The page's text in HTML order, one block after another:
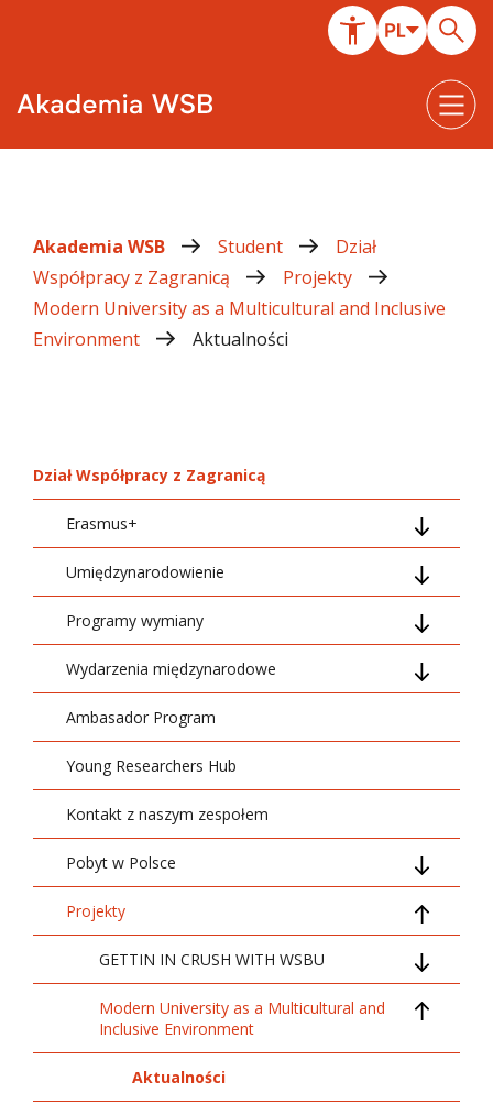
Akademia WSB Student
Dział
Współpracy z Zagranicą
Projekty
Modern University as a Multicultural and Inclusive
Environment
Aktualności
Dział Współpracy z Zagranicą
Erasmus+
Wyjazdy Studentów
Wyjazdy Pracowników
Relacje Uczestników
Relacje Pracowników
Relacje Studentów
BIP – Blended Intensive Programmes
Umiędzynarodowienie
Strategia umiędzynarodowienia
Akredytacje międzynarodowe
Umiędzynarodowienie w domu
Programy wymiany
PROM
CEEPUS
Program EDUKACJA
Wydarzenia międzynarodowe
Staff weeks
Forum umiędzynarodowienia
Programy letnie
Poznaj mój kraj
Silesian Melting Pot
Program
Ambasador Program
Young Researchers Hub
Kontakt z naszym zespołem
Pobyt w Polsce
Opieka zdrowotna i ubezpieczenie
Co za ile
Transport w Polsce
Odkryj Polskę!
Projekty
GETTIN IN CRUSH WITH WSBU
Ogłoszenie o naborze do szkoleń EAIE
Academy
CReative University Sustainability Hub
2026
Modern University as a Multicultural and
Inclusive Environment
Aktualności